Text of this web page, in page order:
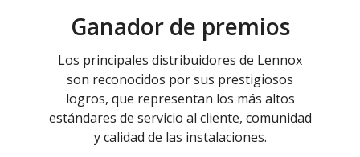
Ganador de premios
Los principales distribuidores de Lennox
son reconocidos por sus prestigiosos
logros, que representan los más altos
estándares de servicio al cliente, comunidad
y calidad de las instalaciones.